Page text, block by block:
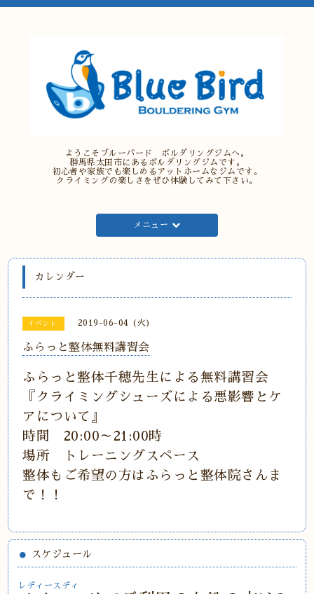
ようこそブルーバード ボルダリングジムへ。
群馬県太田市にあるボルダリングジムです。
初心者や家族でも楽しめるアットホームなジムです。
クライミングの楽しさをぜひ体験してみて下さい。
メニュー
カレンダー
イベント 2019-06-04 (火)
ふらっと整体無料講習会
ふらっと整体千穂先生による無料講習会
『クライミングシューズによる悪影響とケ
アについて』
時間 20:00～21:00時
場所 トレーニングスペース
整体もご希望の方はふらっと整体院さんま
で！！
スケジュール
レディースディ